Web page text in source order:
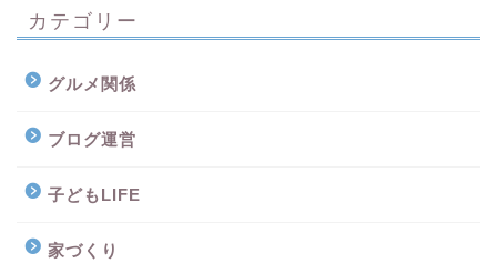
カテゴリー
グルメ関係
ブログ運営
子どもLIFE
家づくり